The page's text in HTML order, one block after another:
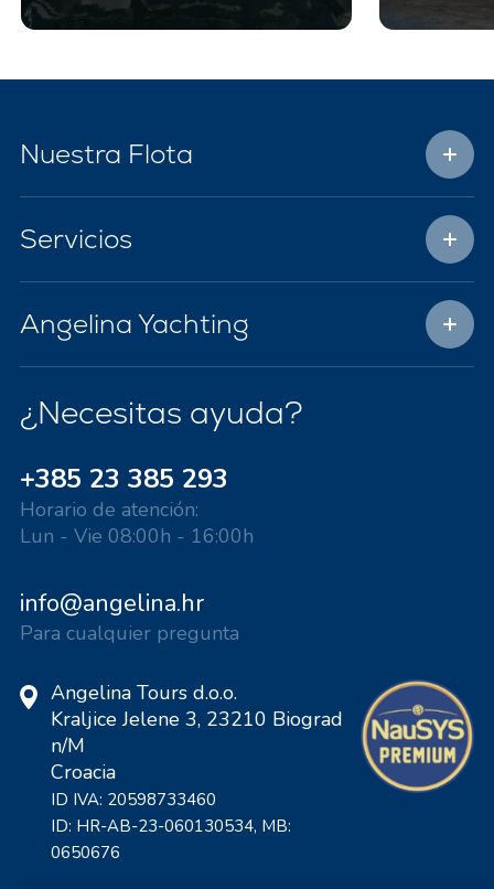
Nuestra Flota
Servicios
Angelina Yachting
¿Necesitas ayuda?
+385 23 385 293
Horario de atención:
Lun - Vie 08:00h - 16:00h
info@angelina.hr
Para cualquier pregunta
Angelina Tours d.o.o.
Kraljice Jelene 3, 23210 Biograd
n/M
Croacia
ID IVA: 20598733460
ID: HR-AB-23-060130534, MB:
0650676